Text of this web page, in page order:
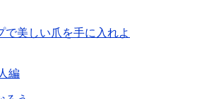
で美しい爪を手に入れよ
編